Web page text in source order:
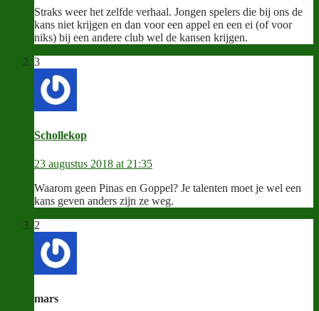
Straks weer het zelfde verhaal. Jongen spelers die bij ons de
kans niet krijgen en dan voor een appel en een ei (of voor
niks) bij een andere club wel de kansen krijgen.
3
Schollekop
23 augustus 2018 at 21:35
Waarom geen Pinas en Goppel? Je talenten moet je wel een
kans geven anders zijn ze weg.
2
mars